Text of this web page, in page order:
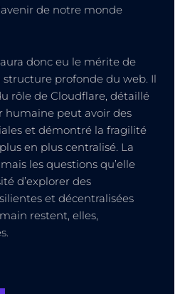
de notre monde
donc eu le mérite de
profonde du web. Il
rôle de Cloudflare, détaillé
peut avoir des
et démontré la fragilité
en plus centralisé. La
les questions qu’elle
d’explorer des
et décentralisées
restent, elles,